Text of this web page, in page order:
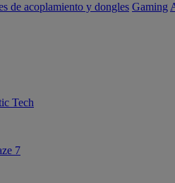
de acoplamiento y dongles Gaming
Tech
7